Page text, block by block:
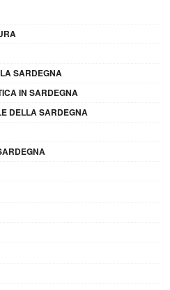
SARDEGNA
IN SARDEGNA
DELLA SARDEGNA